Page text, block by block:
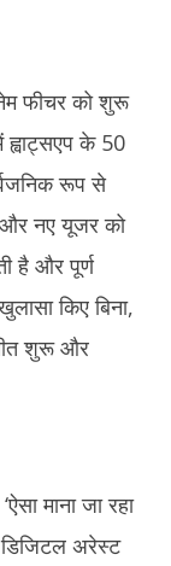
फीचर को शुरू
के 50
रूप से
और नए यूजर को
है और पूर्ण
किए बिना,
शुरू और
माना जा रहा
अरेस्ट